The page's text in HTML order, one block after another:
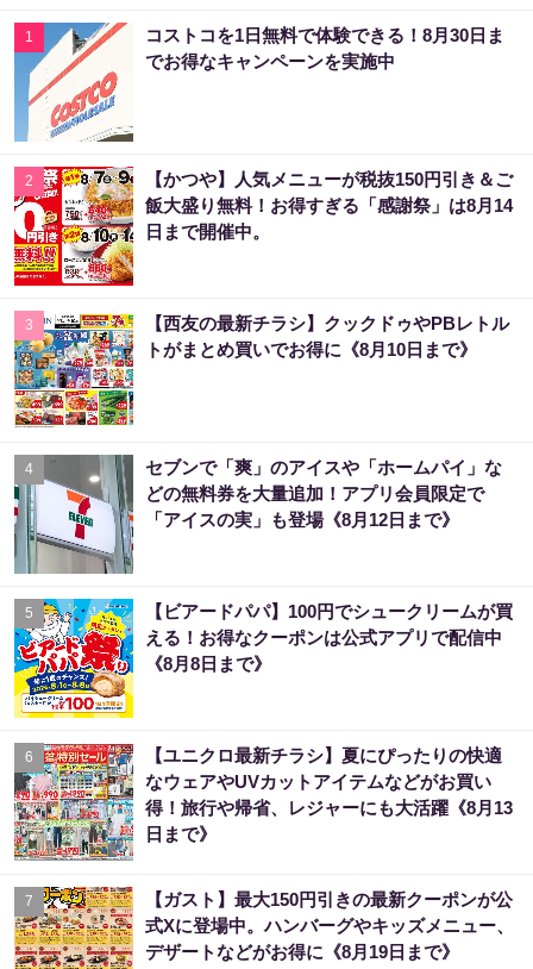
1
コストコを1日無料で体験できる！8月30日ま
でお得なキャンペーンを実施中
2
【かつや】人気メニューが税抜150円引き＆ご
飯大盛り無料！お得すぎる「感謝祭」は8月14
日まで開催中。
3
【西友の最新チラシ】クックドゥやPBレトル
トがまとめ買いでお得に《8月10日まで》
4
セブンで「爽」のアイスや「ホームパイ」な
どの無料券を大量追加！アプリ会員限定で
「アイスの実」も登場《8月12日まで》
5
【ビアードパパ】100円でシュークリームが買
える！お得なクーポンは公式アプリで配信中
《8月8日まで》
6
【ユニクロ最新チラシ】夏にぴったりの快適
なウェアやUVカットアイテムなどがお買い
得！旅行や帰省、レジャーにも大活躍《8月13
日まで》
7
【ガスト】最大150円引きの最新クーポンが公
式Xに登場中。ハンバーグやキッズメニュー、
デザートなどがお得に《8月19日まで》